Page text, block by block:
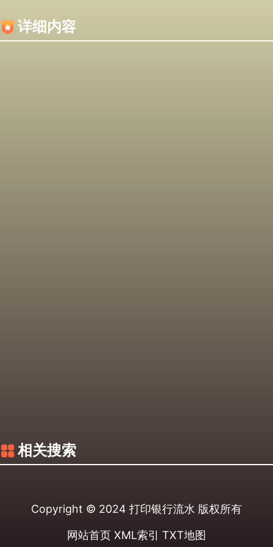
详细内容
相关搜索
Copyright © 2024 打印银行流水 版权所有
网站首页 XML索引 TXT地图